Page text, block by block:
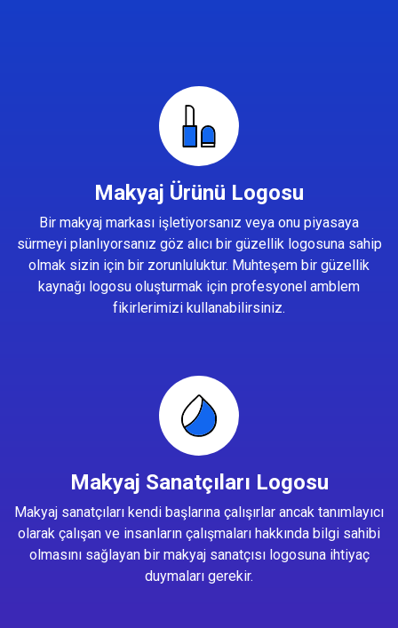
Makyaj Ürünü Logosu
Bir makyaj markası işletiyorsanız veya onu piyasaya
sürmeyi planlıyorsanız göz alıcı bir güzellik logosuna sahip
olmak sizin için bir zorunluluktur. Muhteşem bir güzellik
kaynağı logosu oluşturmak için profesyonel amblem
fikirlerimizi kullanabilirsiniz.
Makyaj Sanatçıları Logosu
Makyaj sanatçıları kendi başlarına çalışırlar ancak tanımlayıcı
olarak çalışan ve insanların çalışmaları hakkında bilgi sahibi
olmasını sağlayan bir makyaj sanatçısı logosuna ihtiyaç
duymaları gerekir.